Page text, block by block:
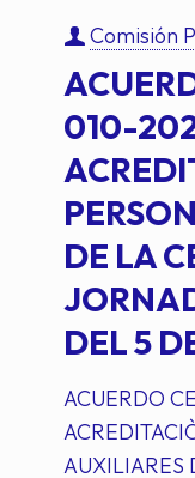
Comisión
010-
DE LA
DEL 5
ACUERDO
AUXILIARES